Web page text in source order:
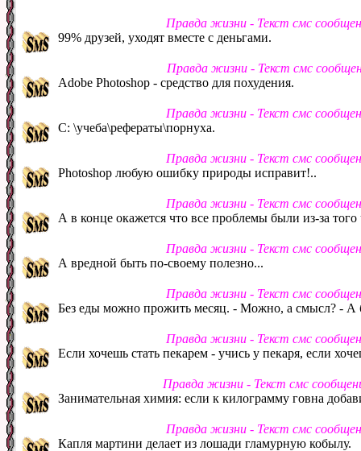
Правда жизни - Текст смс
99% друзей, уходят вместе с деньгами.
Правда жизни - Текст смс
Adobe Photoshop - средство для похудения.
Правда жизни - Текст смс
C: \учеба\рефераты\порнуха.
Правда жизни - Текст смс
Photoshop любую ошибку природы исправит!..
Правда жизни - Текст смс
А в конце окажется что все проблемы были из-за
Правда жизни - Текст смс
А вредной быть по-своему полезно...
Правда жизни - Текст смс
Без еды можно прожить месяц. - Можно, а смысл? -
Правда жизни - Текст смс
Если хочешь стать пекарем - учись у пекаря, если
Правда жизни - Текст смс
Занимательная химия: если к килограмму говна
Правда жизни - Текст смс
Капля мартини делает из лошади гламурную кобылу.